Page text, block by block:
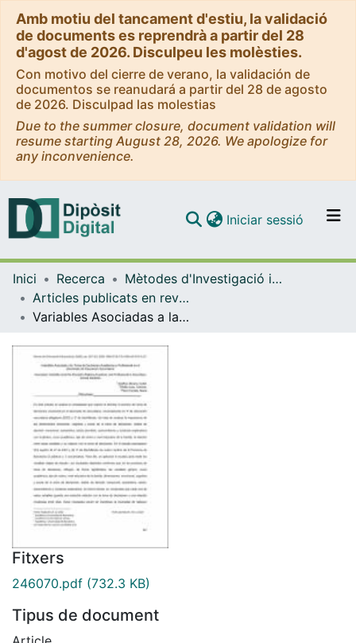
Amb motiu del tancament d'estiu, la validació
de documents es reprendrà a partir del 28
d'agost de 2026. Disculpeu les molèsties.
Con motivo del cierre de verano, la validación de
documentos se reanudará a partir del 28 de agosto
de 2026. Disculpad las molestias
Due to the summer closure, document validation will
resume starting August 28, 2026. We apologize for
any inconvenience.
Navega per tot el DD
Com publicar
Contacte
Iniciar sessió (current)
Inici Recerca
Mètodes d'Investigació i Diagnòstic en Educació
Articles publicats en revistes (Mètodes d'Investigació i Diagnòstic en Educació)
Variables Asociadas a la Toma de Decisiones Académica y Profesional en el Alumnado de Educación Secundaria
Fitxers
246070.pdf (732.3 KB)
Tipus de document